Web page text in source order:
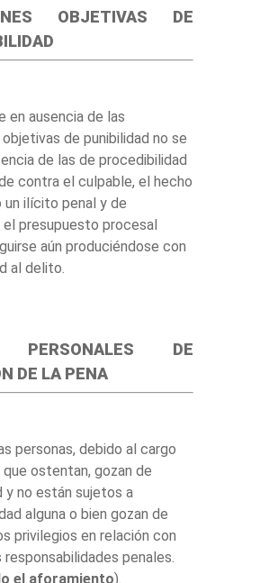
OBJETIVAS DE
en ausencia de las
de punibilidad no se
de las de procedibilidad
contra el culpable, el hecho
un ilícito penal y de
presupuesto procesal
aún produciéndose con
al delito.
PERSONALES DE
DE LA PENA
personas, debido al cargo
ostentan, gozan de
y no están sujetos a
alguna o bien gozan de
privilegios en relación con
penales.
el aforamiento).